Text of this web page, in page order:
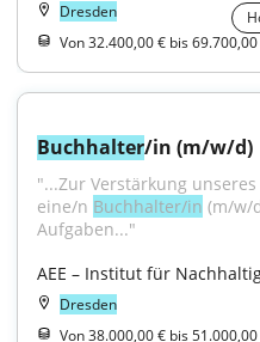
Dresden
Von 32.400,00 € bis
Buchhalter/in (m/w/d)
"...Zur Verstärkung
eine/n Buchhalter/in (m/w/
Aufgaben..."
AEE – Institut für
Dresden
Von 38.000,00 € bis